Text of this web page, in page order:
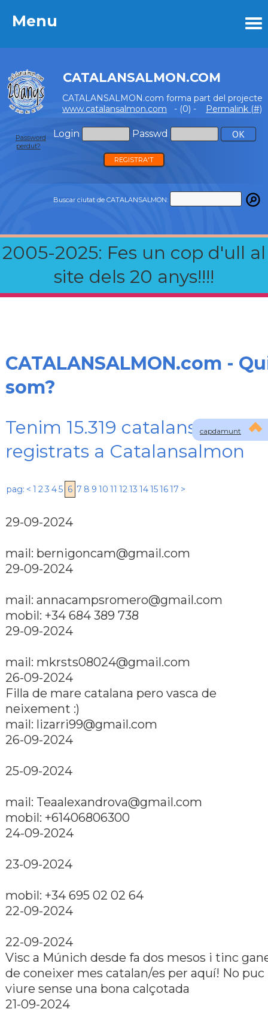
Menu
CATALANSALMON.COM
CATALANSALMON.com forma part del projecte
www.catalansalmon.com - (0) - Permalink (#)
Login Passwd
Password
perdut?
REGISTRA'T
Buscar ciutat de CATALANSALMON:
2005-2025: Fes un cop d'ull al
site dels 20 anys!!!!
Menu
capdamunt
CATALANSALMON.com -
som?
Tenim 15.319 catalans
registrats a Catalansalmon
pag: < 1 23 45 6 7 8 9 10 11 1213 14151617 >
29-09-2024
mail: bernigoncam@gmail.com
29-09-2024
mail: annacampsromero@gmail.com
mobil: +34 684 389 738
29-09-2024
mail: mkrsts08024@gmail.com
26-09-2024
Filla de mare catalana pero vasca de
neixement :)
mail: lizarri99@gmail.com
26-09-2024
25-09-2024
mail: Teaalexandrova@gmail.com
mobil: +61406806300
24-09-2024
23-09-2024
mobil: +34 695 02 02 64
22-09-2024
22-09-2024
Visc a Múnich desde fa dos mesos i tinc
de coneixer mes catalan/es per aquí­! No puc
viure sense una bona calçotada
21-09-2024